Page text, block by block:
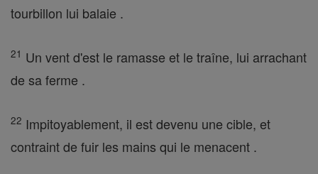
tourbillon lui balaie .
21 Un vent d'est le ramasse et le traîne, lui arrachant
de sa ferme .
22 Impitoyablement, il est devenu une cible, et
contraint de fuir les mains qui le menacent .